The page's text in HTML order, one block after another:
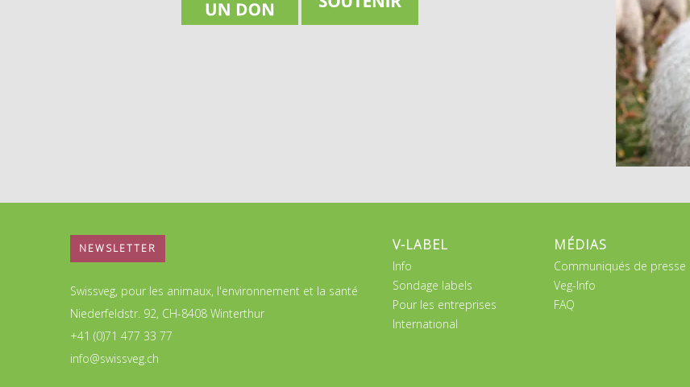
NEWSLETTER
Swissveg, pour les animaux, l'environnement et la santé
Niederfeldstr. 92, CH-8408 Winterthur
+41 (0)71 477 33 77
info@swissveg.ch
V-LABEL
Info
Sondage labels
Pour les entreprises
International
MÉDIAS
Communiqués de presse
Veg-Info
FAQ